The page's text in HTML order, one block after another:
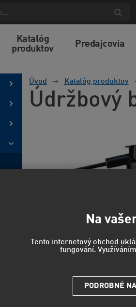
Katalóg
produktov
Predajcovia
Úvod Katalóg produktov
Údržbový
Na
Tento internetový obchod
fungování.
PODROBNÉ